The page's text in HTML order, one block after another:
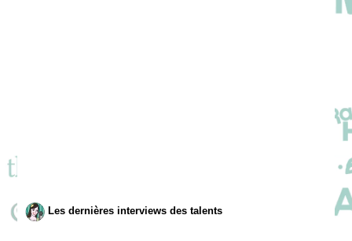
Les dernières interviews des talents